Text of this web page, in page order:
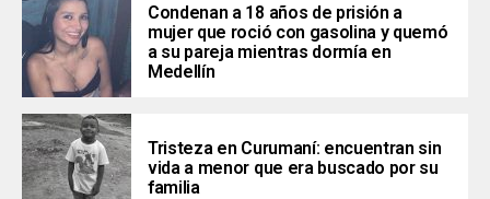
Condenan a 18 años de prisión a
mujer que roció con gasolina y quemó
a su pareja mientras dormía en
Medellín
Tristeza en Curumaní: encuentran sin
vida a menor que era buscado por su
familia